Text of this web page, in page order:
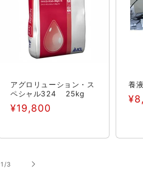
アグロリューション・ス
ペシャル324 25kg
通
価
¥19,800
養
通
格
1 /
の3